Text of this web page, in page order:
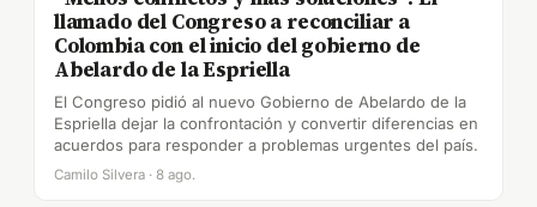
llamado del Congreso a reconciliar a
Colombia con el inicio del gobierno de
Abelardo de la Espriella
El Congreso pidió al nuevo Gobierno de Abelardo de la
Espriella dejar la confrontación y convertir diferencias en
acuerdos para responder a problemas urgentes del país.
Camilo Silvera · 8 ago.